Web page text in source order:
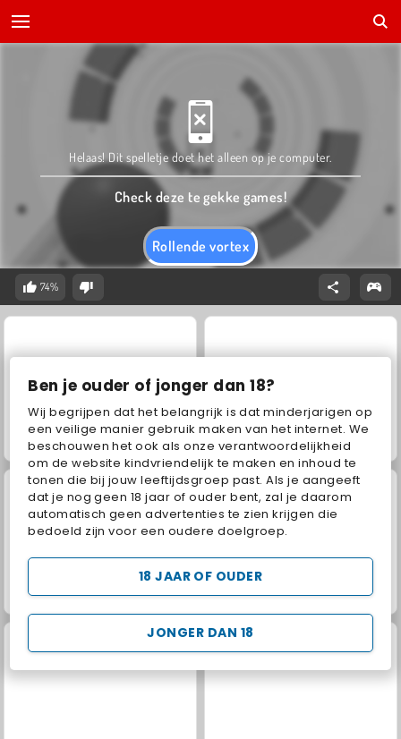
Ben je ouder of jonger dan 18?
Wij begrijpen dat het belangrijk is dat minderjarigen op
een veilige manier gebruik maken van het internet. We
beschouwen het ook als onze verantwoordelijkheid
om de website kindvriendelijk te maken en inhoud te
tonen die bij jouw leeftijdsgroep past. Als je aangeeft
dat je nog geen 18 jaar of ouder bent, zal je daarom
automatisch geen advertenties te zien krijgen die
bedoeld zijn voor een oudere doelgroep.
JONGER DAN 18
18 JAAR OF OUDER
Rollende vortex
Helaas! Dit spelletje doet het alleen op je computer.
Check deze te gekke games!
74%
Trollface Quest: USA 2 Juice Merge
Jewel Garden Story Masha and the Bear: Meadows